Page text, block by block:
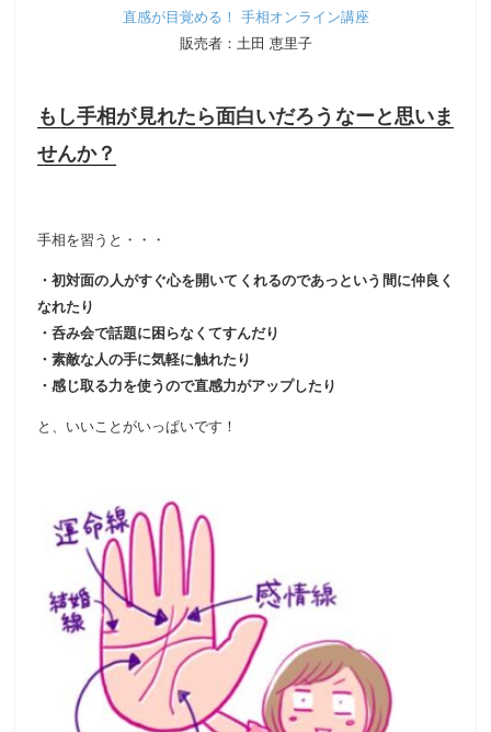
直感が目覚める！ 手相オンライン講座
販売者：土田 恵里子
もし手相が見れたら面白いだろうなーと思いま
せんか？
手相を習うと・・・
・初対面の人がすぐ心を開いてくれるのであっという間に仲良く
なれたり
・呑み会で話題に困らなくてすんだり
・素敵な人の手に気軽に触れたり
・感じ取る力を使うので直感力がアップしたり
と、いいことがいっぱいです！